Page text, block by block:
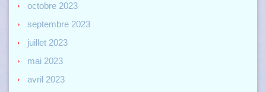
octobre 2023
septembre 2023
juillet 2023
mai 2023
avril 2023